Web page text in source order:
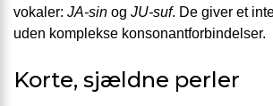
vokaler: JA-sin og JU-suf. De giver et
uden komplekse konsonantforbindelser.
Korte, sjældne perler